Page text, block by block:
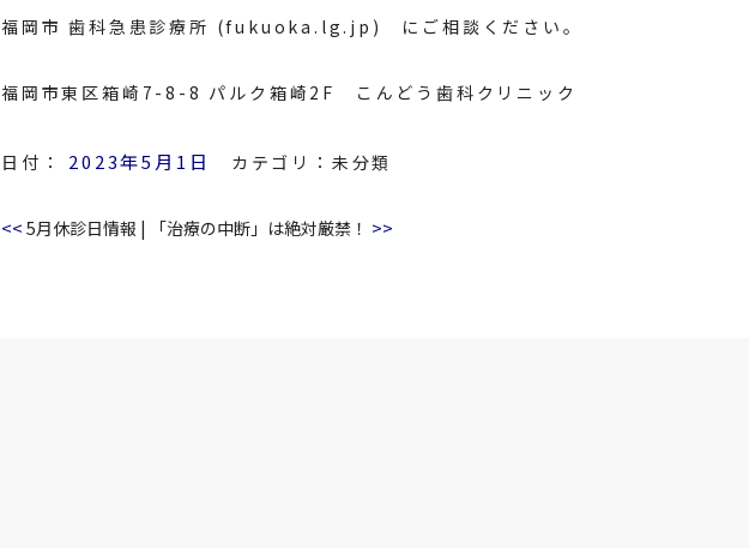
福岡市 歯科急患診療所 (fukuoka.lg.jp) にご相談ください。
福岡市東区箱崎7-8-8 パルク箱崎2F こんどう歯科クリニック
日付： 2023年5月1日 カテゴリ： 未分類
<< 5月休診日情報 | 「治療の中断」は絶対厳禁！ >>